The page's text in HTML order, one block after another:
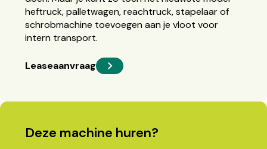
heftruck, palletwagen, reachtruck, stapelaar of
schrobmachine toevoegen aan je vloot voor
intern transport.
Leaseaanvraag
Deze machine huren?